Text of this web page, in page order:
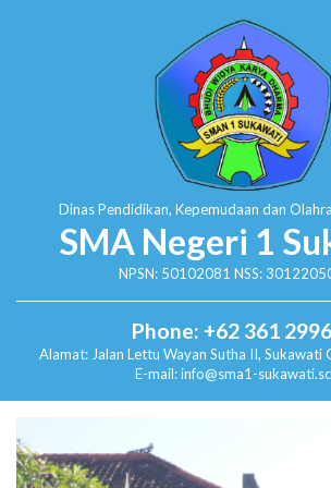
Dinas Pendidikan, Kepemudaan dan
SMA Negeri 1
NPSN: 50102081 NSS:
Phone: +62 361
Alamat: Jalan Lettu Wayan Sutha II, Sukawati
E-mail: info@sma1-